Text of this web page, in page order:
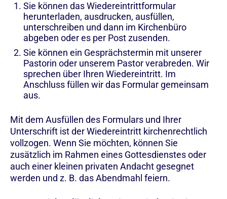
Sie können das Wiedereintrittformular
herunterladen, ausdrucken, ausfüllen,
unterschreiben und dann im Kirchenbüro
abgeben oder es per Post zusenden.
Sie können ein Gesprächstermin mit unserer
Pastorin oder unserem Pastor verabreden. Wir
sprechen über Ihren Wiedereintritt. Im
Anschluss füllen wir das Formular gemeinsam
aus.
Mit dem Ausfüllen des Formulars und Ihrer
Unterschrift ist der Wiedereintritt kirchenrechtlich
vollzogen. Wenn Sie möchten, können Sie
zusätzlich im Rahmen eines Gottesdienstes oder
auch einer kleinen privaten Andacht gesegnet
werden und z. B. das Abendmahl feiern.